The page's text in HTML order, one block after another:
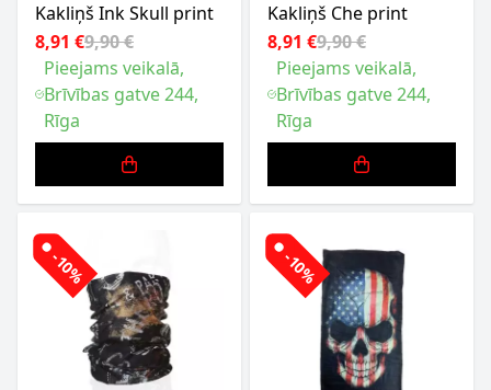
Kakliņš Ink Skull print
8,91 €9,90 €
Pieejams veikalā,
Brīvības gatve 244,
Rīga
Kakliņš Che print
8,91 €9,90 €
Pieejams veikalā,
Brīvības gatve 244,
Rīga
-10% -10%